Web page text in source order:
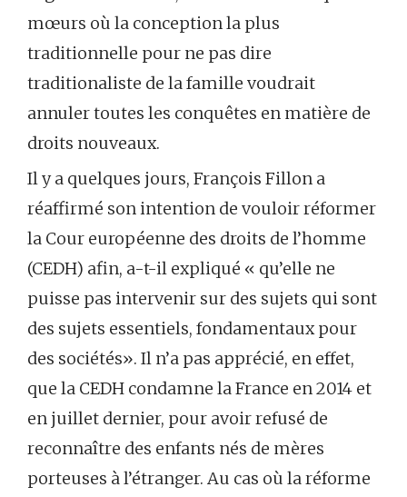
mœurs où la conception la plus
traditionnelle pour ne pas dire
traditionaliste de la famille voudrait
annuler toutes les conquêtes en matière de
droits nouveaux.
Il y a quelques jours, François Fillon a
réaffirmé son intention de vouloir réformer
la Cour européenne des droits de l’homme
(CEDH) afin, a-t-il expliqué « qu’elle ne
puisse pas intervenir sur des sujets qui sont
des sujets essentiels, fondamentaux pour
des sociétés». Il n’a pas apprécié, en effet,
que la CEDH condamne la France en 2014 et
en juillet dernier, pour avoir refusé de
reconnaître des enfants nés de mères
porteuses à l’étranger. Au cas où la réforme